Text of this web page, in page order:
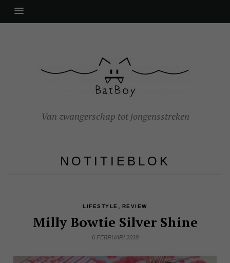
Van zwangerschap tot jongensstreken
NOTITIEBLOK
LIFESTYLE REVIEW
Milly Bowtie Silver Shine
6 FEBRUARI 2018